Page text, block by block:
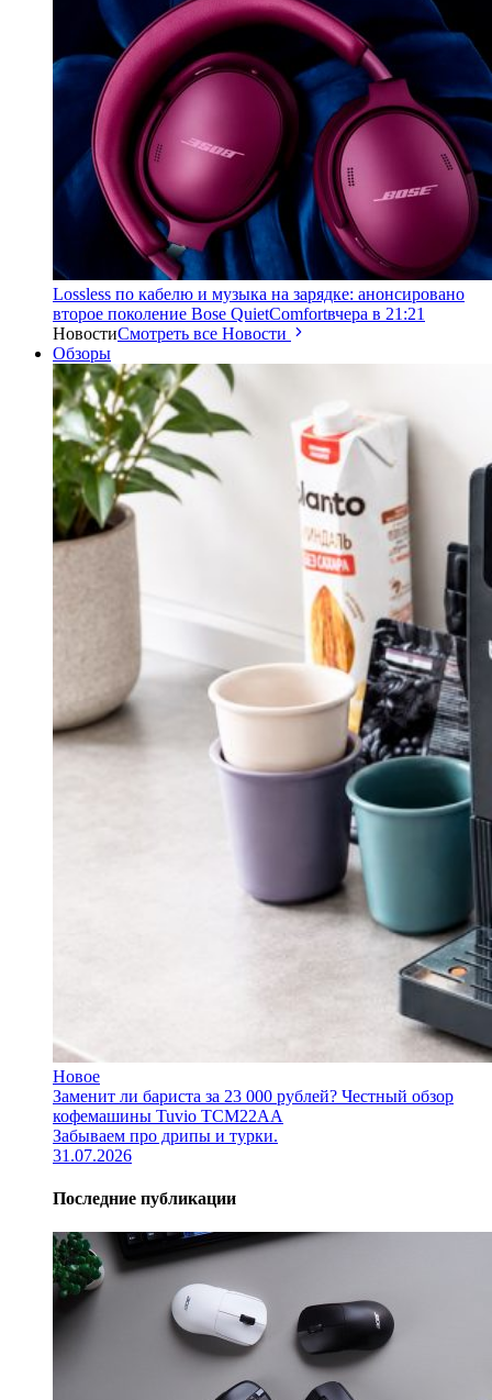
Lossless по кабелю и музыка на зарядке: анонсировано
второе поколение Bose QuietComfortвчера в 21:21
НовостиСмотреть все Новости
Обзоры
Новое
Заменит ли бариста за 23 000 рублей? Честный обзор
кофемашины Tuvio TCM22AA
Забываем про дрипы и турки.
31.07.2026
Последние публикации